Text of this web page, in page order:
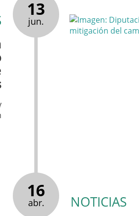
13
jun.
16
abr. NOTICIAS